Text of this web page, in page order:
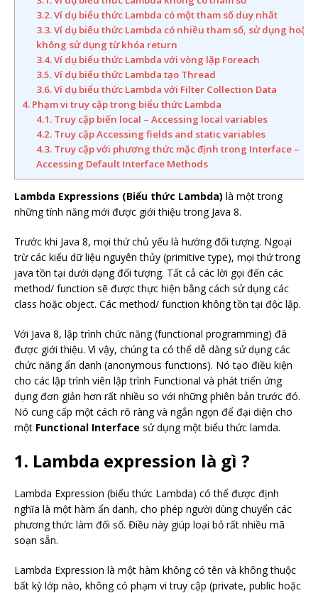
3.2. Ví dụ biểu thức Lambda có một tham số duy nhất
3.3. Ví dụ biểu thức Lambda có nhiều tham số, sử dụng hoặc
không sử dụng từ khóa return
3.4. Ví dụ biểu thức Lambda với vòng lặp Foreach
3.5. Ví dụ biểu thức Lambda tạo Thread
3.6. Ví dụ biểu thức Lambda với Filter Collection Data
4. Phạm vi truy cập trong biểu thức Lambda
4.1. Truy cập biến local – Accessing local variables
4.2. Truy cập Accessing fields and static variables
4.3. Truy cập với phương thức mặc định trong Interface –
Accessing Default Interface Methods
Lambda Expressions (Biểu thức Lambda) là một trong
những tính năng mới được giới thiệu trong Java 8.
Trước khi Java 8, mọi thứ chủ yếu là hướng đối tượng. Ngoại
trừ các kiểu dữ liệu nguyên thủy (primitive type), mọi thứ trong
java tồn tại dưới dạng đối tượng. Tất cả các lời gọi đến các
method/ function sẽ được thực hiện bằng cách sử dụng các
class hoặc object. Các method/ function không tồn tại độc lập.
Với Java 8, lập trình chức năng (functional programming) đã
được giới thiệu. Vì vậy, chúng ta có thể dễ dàng sử dụng các
chức năng ẩn danh (anonymous functions). Nó tạo điều kiện
cho các lập trình viên lập trình Functional và phát triển ứng
dụng đơn giản hơn rất nhiều so với những phiên bản trước đó.
Nó cung cấp một cách rõ ràng và ngắn ngọn để đại diện cho
một Functional Interface sử dụng một biểu thức lamda.
1. Lambda expression là gì ?
Lambda Expression (biểu thức Lambda) có thể được định
nghĩa là một hàm ẩn danh, cho phép người dùng chuyển các
phương thức làm đối số. Điều này giúp loại bỏ rất nhiều mã
soạn sẵn.
Lambda Expression là một hàm không có tên và không thuộc
bất kỳ lớp nào, không có phạm vi truy cập (private, public hoặc